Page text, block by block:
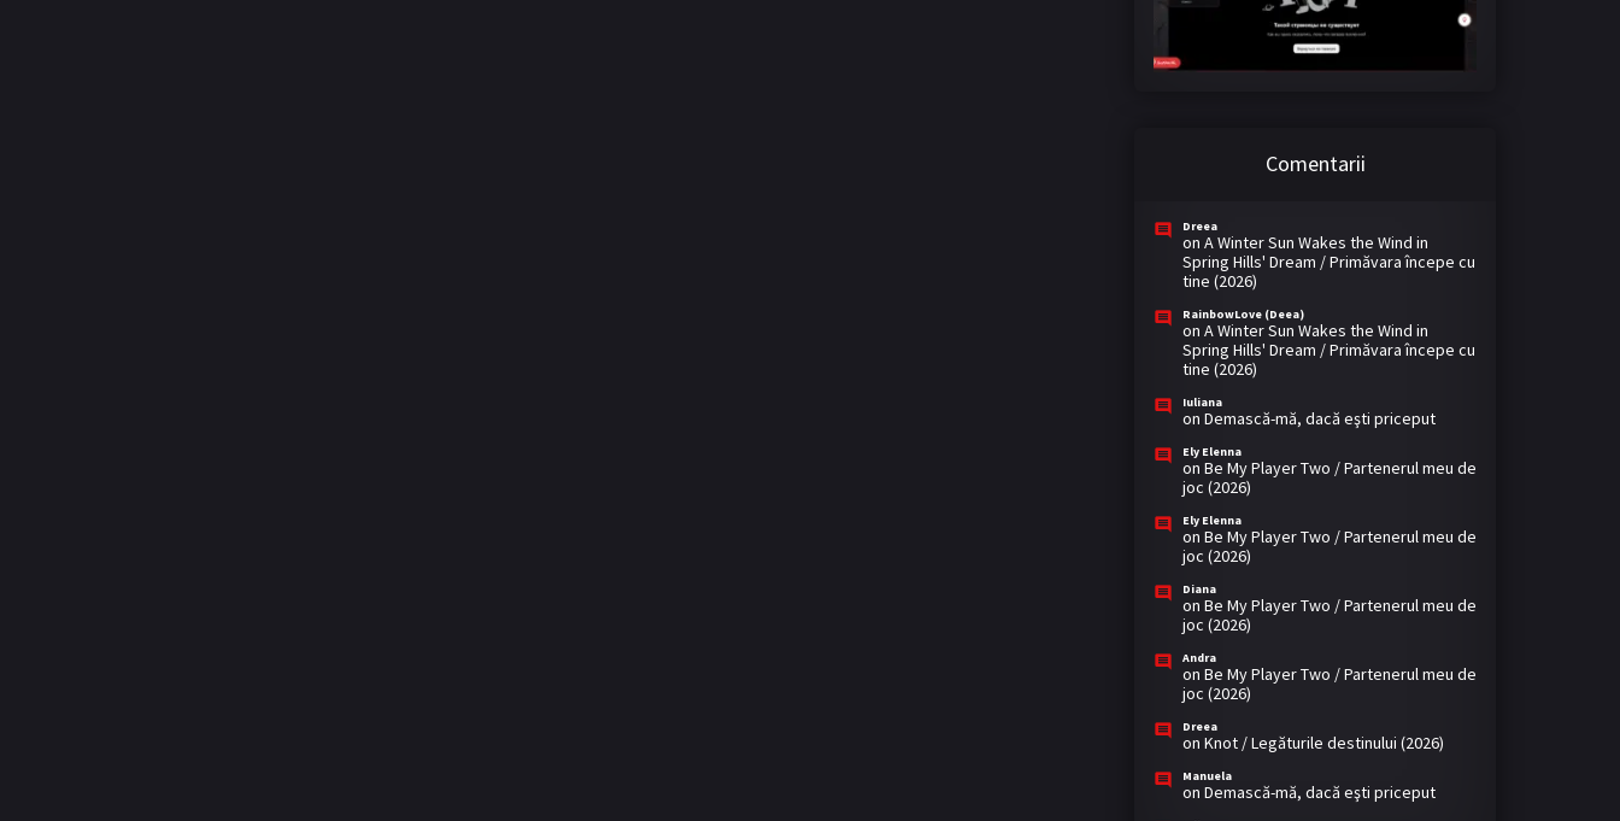
Comentarii
Dreea
on A Winter Sun Wakes the Wind in
Spring Hills' Dream / Primăvara începe cu
tine (2026)
RainbowLove (Deea)
on A Winter Sun Wakes the Wind in
Spring Hills' Dream / Primăvara începe cu
tine (2026)
Iuliana
on Demască-mă, dacă eşti priceput
Ely Elenna
on Be My Player Two / Partenerul meu de
joc (2026)
Ely Elenna
on Be My Player Two / Partenerul meu de
joc (2026)
Diana
on Be My Player Two / Partenerul meu de
joc (2026)
Andra
on Be My Player Two / Partenerul meu de
joc (2026)
Dreea
on Knot / Legăturile destinului (2026)
Manuela
on Demască-mă, dacă eşti priceput